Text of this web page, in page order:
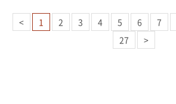
< 1 2 3 4 5 6 7
27
>